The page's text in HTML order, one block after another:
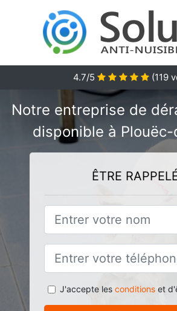
4.7/5 (119
Notre entreprise de
disponible à
ÊTRE
J'accepte les conditionset